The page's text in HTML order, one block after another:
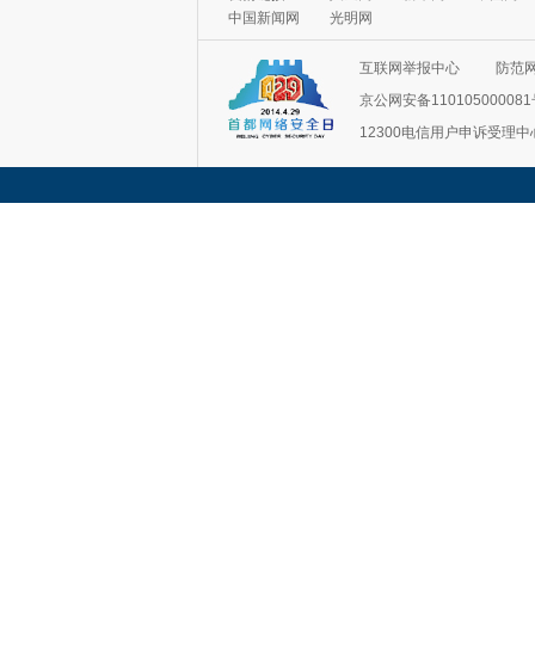
中国新闻网
光明网
互联网举报中心
防范
京公网安备110105000081
12300电信用户申诉受理中